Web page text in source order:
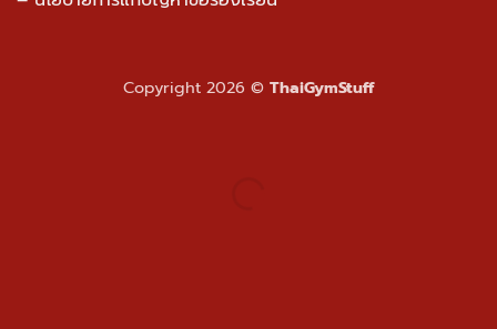
Copyright 2026 © ThaiGymStuff